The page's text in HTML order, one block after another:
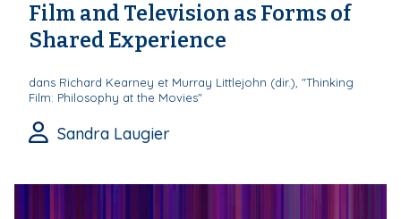
Film and Television as Forms of
Shared Experience
dans Richard Kearney et Murray Littlejohn (dir.), "Thinking
Film: Philosophy at the Movies"
Sandra Laugier